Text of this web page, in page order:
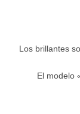
Los brillantes
El modelo